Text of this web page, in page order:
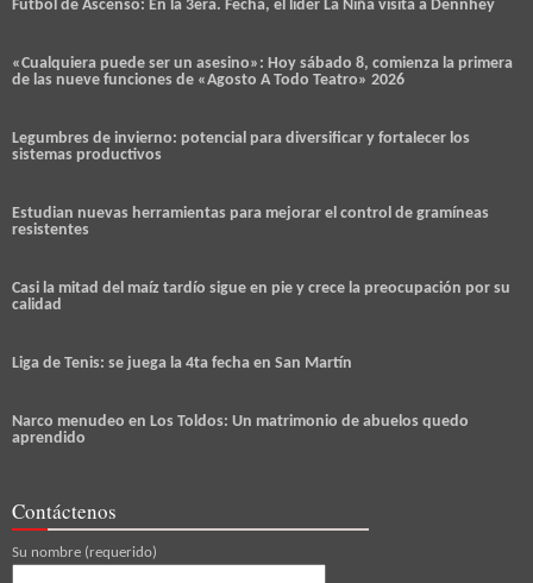
Futbol de Ascenso: En la 3era. Fecha, el lider La Niña visita a Dennhey
«Cualquiera puede ser un asesino»: Hoy sábado 8, comienza la primera
de las nueve funciones de «Agosto A Todo Teatro» 2026
Legumbres de invierno: potencial para diversificar y fortalecer los
sistemas productivos
Estudian nuevas herramientas para mejorar el control de gramíneas
resistentes
Casi la mitad del maíz tardío sigue en pie y crece la preocupación por su
calidad
Liga de Tenis: se juega la 4ta fecha en San Martín
Narco menudeo en Los Toldos: Un matrimonio de abuelos quedo
aprendido
Contáctenos
Su nombre (requerido)